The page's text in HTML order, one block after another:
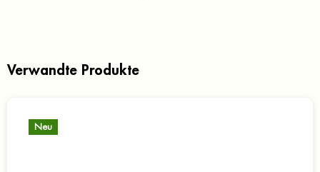
Verwandte Produkte
Neu